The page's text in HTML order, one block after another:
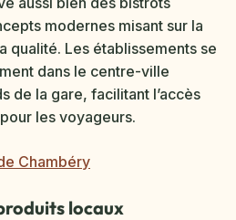
modernes misant sur la
qualité. Les établissements se
dans le centre-ville
de la gare, facilitant l’accès
les voyageurs.
Chambéry
locaux